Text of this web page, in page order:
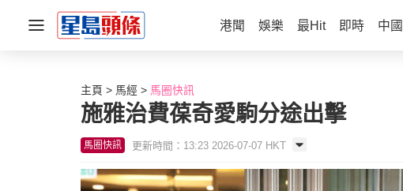
港聞 娛樂 最Hit 即時 中國
主頁 馬經 馬圈快訊
施雅治費葆奇愛駒分途出擊
馬圈快訊 更新時間：13:23 2026-07-07 HKT